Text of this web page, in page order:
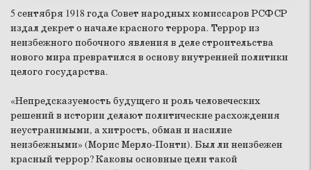
5 сентября 1918 года Совет народных комиссаров РСФСР
издал декрет о начале красного террора. Террор из
неизбежного побочного явления в деле строительства
нового мира превратился в основу внутренней политики
целого государства.
«Непредсказуемость будущего и роль человеческих
решений в истории делают политические расхождения
неустранимыми, а хитрость, обман и насилие
неизбежными» (Морис Мерло-Понти). Был ли неизбежен
красный террор? Каковы основные цели такой